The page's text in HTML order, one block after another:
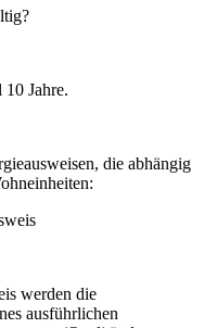
Jahre.
die abhängig
werden die
ausführlichen